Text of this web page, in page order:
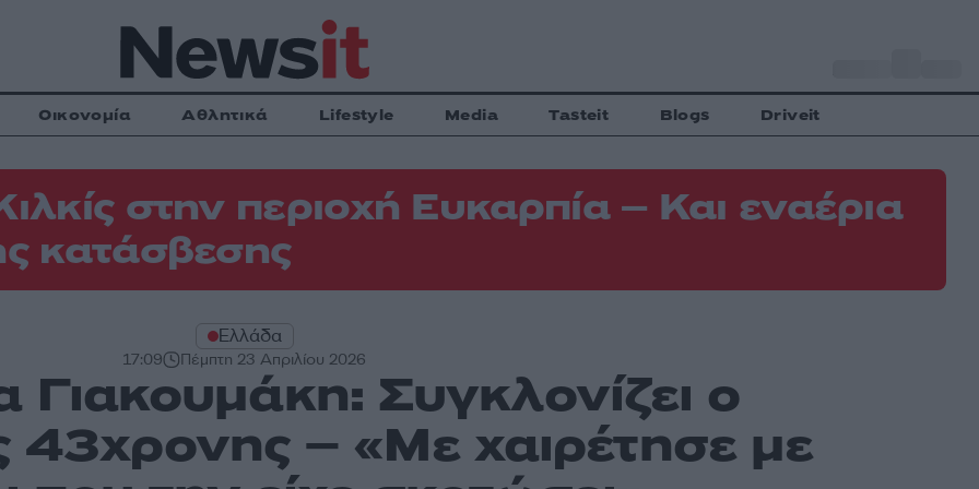
Οικονομία Αθλητικά Lifestyle Media Tasteit Blogs Driveit
στην περιοχή Ευκαρπία – Και εναέρια
κατάσβεσης
Ελλάδα
17:09 Πέμπτη 23 Απριλίου 2026
Γιακουμάκη: Συγκλονίζει ο
43χρονης – «Με χαιρέτησε με